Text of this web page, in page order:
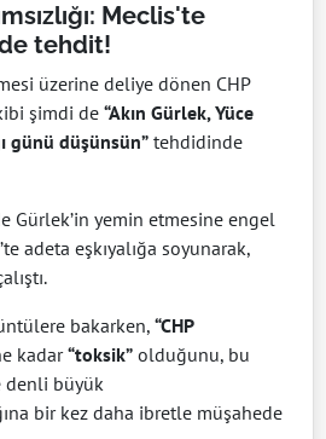
Meclis'te
tehdit!
üzerine deliye dönen CHP
şimdi de “Akın Gürlek, Yüce
günü düşünsün” tehdidinde
Gürlek’in yemin etmesine engel
adeta eşkıyalığa soyunarak,
bakarken, “CHP
kadar“toksik” olduğunu, bu
denli büyük
bir kez daha ibretle müşahede